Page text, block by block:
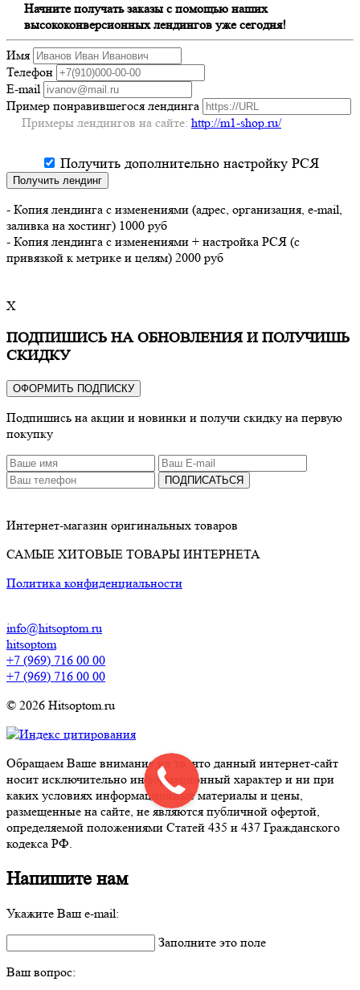
Начните получать заказы с помощью наших
высококонверсионных лендингов уже сегодня!
Имя
Телефон
E-mail
Пример понравившегося лендинга
Примеры лендингов на сайте: http://m1-shop.ru/
Получить дополнительно настройку РСЯ
Получить лендинг
- Копия лендинга с изменениями (адрес, организация, e-mail,
заливка на хостинг) 1000 руб
- Копия лендинга с изменениями + настройка РСЯ (с
привязкой к метрике и целям) 2000 руб
X
ПОДПИШИСЬ НА ОБНОВЛЕНИЯ И ПОЛУЧИШЬ
СКИДКУ
ОФОРМИТЬ ПОДПИСКУ
Подпишись на акции и новинки и получи скидку на первую
покупку
ПОДПИСАТЬСЯ
Интернет-магазин оригинальных товаров
САМЫЕ ХИТОВЫЕ ТОВАРЫ ИНТЕРНЕТА
Политика конфиденциальности
info@hitsoptom.ru
hitsoptom
+7 (969) 716 00 00
+7 (969) 716 00 00
© 2026 Hitsoptom.ru
Обращаем Ваше внимание на то, что данный интернет-сайт
носит исключительно информационный характер и ни при
каких условиях информационные материалы и цены,
размещенные на сайте, не являются публичной офертой,
определяемой положениями Статей 435 и 437 Гражданского
кодекса РФ.
Напишите нам
Укажите Ваш e-mail:
Заполните это поле
Ваш вопрос: